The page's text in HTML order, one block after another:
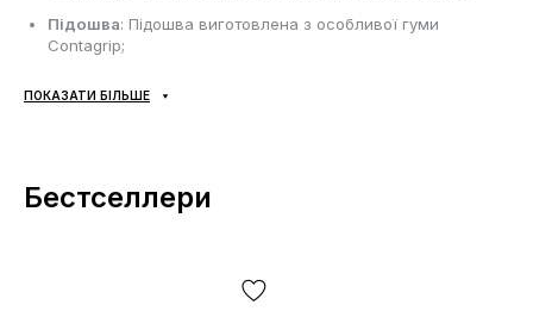
Підошва: Підошва виготовлена з особливої гуми
Contagrip;
умов;
Усі товари доставляються виключно за допомогою компанії
доставки товару та комісія за використання грошового
ПОКАЗАТИ БІЛЬШЕ
Бестселлери